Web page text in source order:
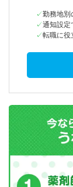
勤務地別
通知設定
転職に役